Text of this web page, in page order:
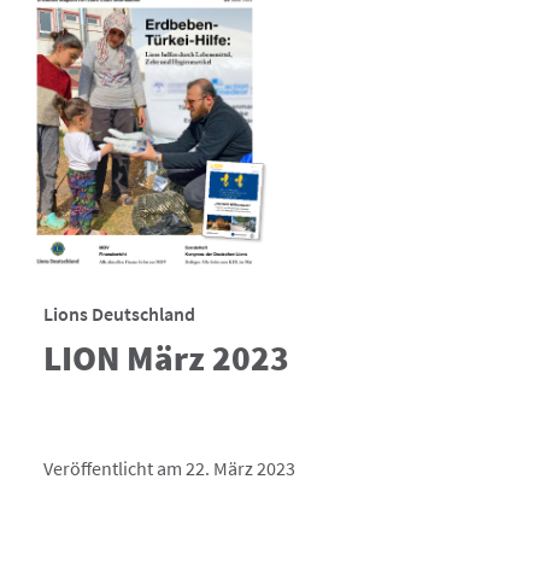
Lions Deutschland
LION März 2023
Veröffentlicht am 22. März 2023